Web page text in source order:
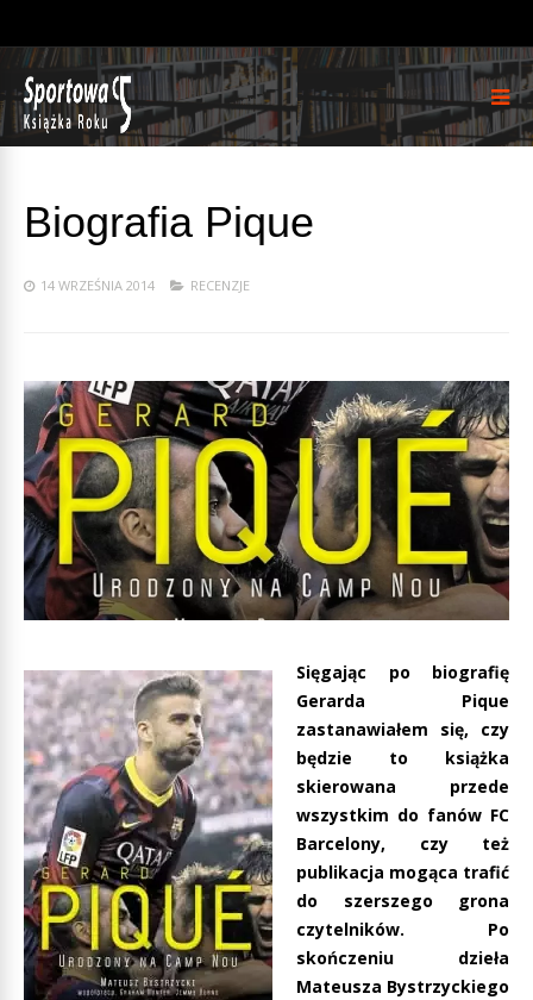
Biografia Pique
14 WRZEŚNIA 2014 RECENZJE
Sięgając po biografię
Gerarda Pique
zastanawiałem się, czy
będzie to książka
skierowana przede
wszystkim do fanów FC
Barcelony, czy też
publikacja mogąca trafić
do szerszego grona
czytelników. Po
skończeniu dzieła
Mateusza Bystrzyckiego